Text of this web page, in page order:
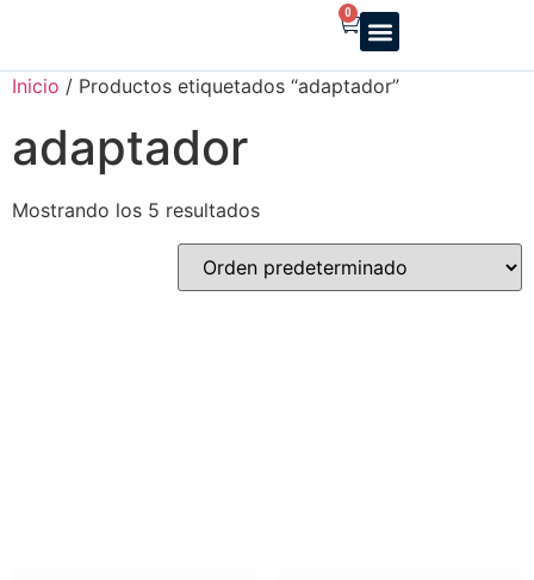
0
Inicio / Productos etiquetados “adaptador”
adaptador
Mostrando los 5 resultados